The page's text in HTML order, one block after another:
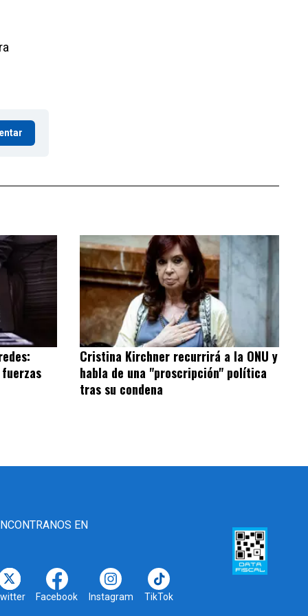
Cristina Kirchner recurrirá a la ONU y
habla de una "proscripción" política
tras su condena
EN
Facebook Instagram TikTok